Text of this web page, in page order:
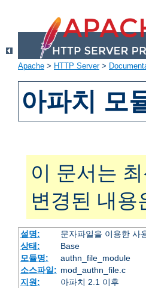
Apache > HTTP Server>
아파치 모
이 문서는
변경된 내용
설명:
문자파일을 이용한 사
상태:
Base
모듈명:
authn_file_module
소스파일: mod_authn_file.c
지원:
아파치 2.1 이후